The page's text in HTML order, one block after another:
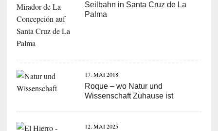
Seilbahn in Santa Cruz de La
Palma
17. MAI 2018
Roque – wo Natur und
Wissenschaft Zuhause ist
12. MAI 2025